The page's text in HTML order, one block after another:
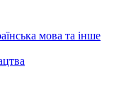
мова та інше